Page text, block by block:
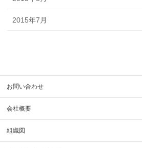
2015年7月
お問い合わせ
会社概要
組織図